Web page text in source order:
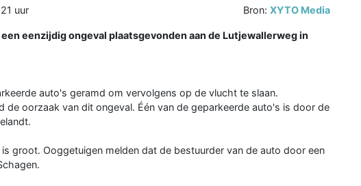
uur Bron:XYTO Media
eenzijdig ongeval plaatsgevonden aan de Lutjewallerweg in
auto's geramd om vervolgens op de vlucht te slaan.
de oorzaak van dit ongeval. Één van de geparkeerde auto's is door de
groot. Ooggetuigen melden dat de bestuurder van de auto door een